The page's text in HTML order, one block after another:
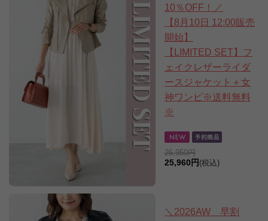
10％OFF！／
【8月10日 12:00販売
開始】
【LIMITED SET】フ
ェイクレザーライダ
ースジャケット＋女
神ワンピ※送料無料
※
26,950円
25,960円 (税込)
＼2026AW 早割